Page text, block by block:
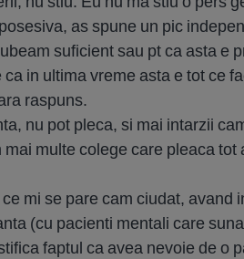
as spune un pic
suficient sau pt ca asta e
in ultima vreme asta e tot ce
raspuns.
nu pot pleca, si mai intarzii
multe colege care pleaca tot
mi se pare cam ciudat, avand
(cu pacienti mentali care
faptul ca avea nevoie de o